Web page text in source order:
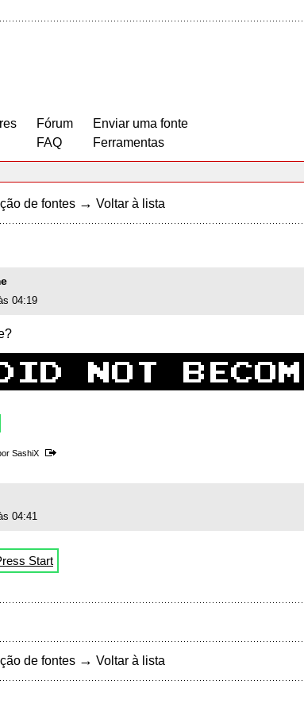
Fórum
FAQ
Enviar uma fonte
Ferramentas
de fontes → Voltar à lista
04:19
SashiX
04:41
Start
de fontes → Voltar à lista